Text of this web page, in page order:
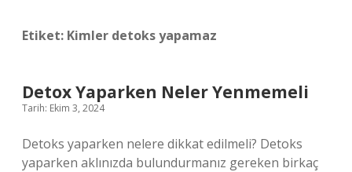
Etiket: Kimler detoks yapamaz
Detox Yaparken Neler Yenmemeli
Tarih: Ekim 3, 2024
Detoks yaparken nelere dikkat edilmeli? Detoks
yaparken aklınızda bulundurmanız gereken birkaç